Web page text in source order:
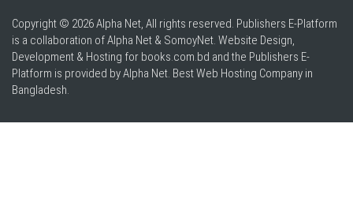
Copyright © 2026 Alpha Net, All rights reserved. Publishers E-Platform
is a collaboration of Alpha Net & SomoyNet. Website Design,
Development & Hosting for books.com.bd and the Publishers E-
Platform is provided by Alpha Net. BestWeb Hosting Company in
Bangladesh.